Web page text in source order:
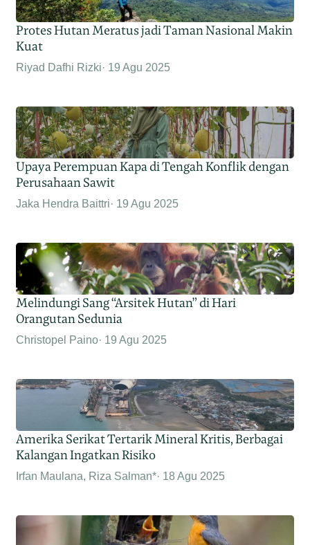
Protes Hutan Meratus jadi Taman Nasional Makin
Kuat
Riyad Dafhi Rizki 19 Agu 2025
Upaya Perempuan Kapa di Tengah Konflik dengan
Perusahaan Sawit
Jaka Hendra Baittri 19 Agu 2025
Melindungi Sang “Arsitek Hutan” di Hari
Orangutan Sedunia
Christopel Paino 19 Agu 2025
Amerika Serikat Tertarik Mineral Kritis, Berbagai
Kalangan Ingatkan Risiko
Irfan Maulana, Riza Salman* 18 Agu 2025